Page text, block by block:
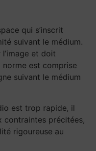
qui s’inscrit
suivant le médium.
et doit
norme est comprise
suivant le médium
est trop rapide, il
contraintes précitées,
rigoureuse au